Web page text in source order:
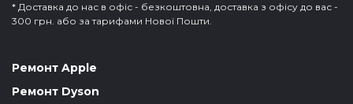
* Доставка до нас в офіс - безкоштовна, доставка з офісу до вас -
300 грн. або за тарифами Нової Пошти.
Ремонт Apple
Ремонт Dyson